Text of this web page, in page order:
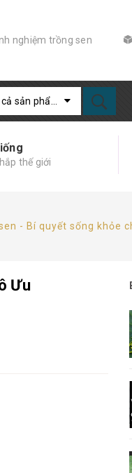
nghiệm trồng sen
thế giới
- Bí quyết sống khỏe
Ưu